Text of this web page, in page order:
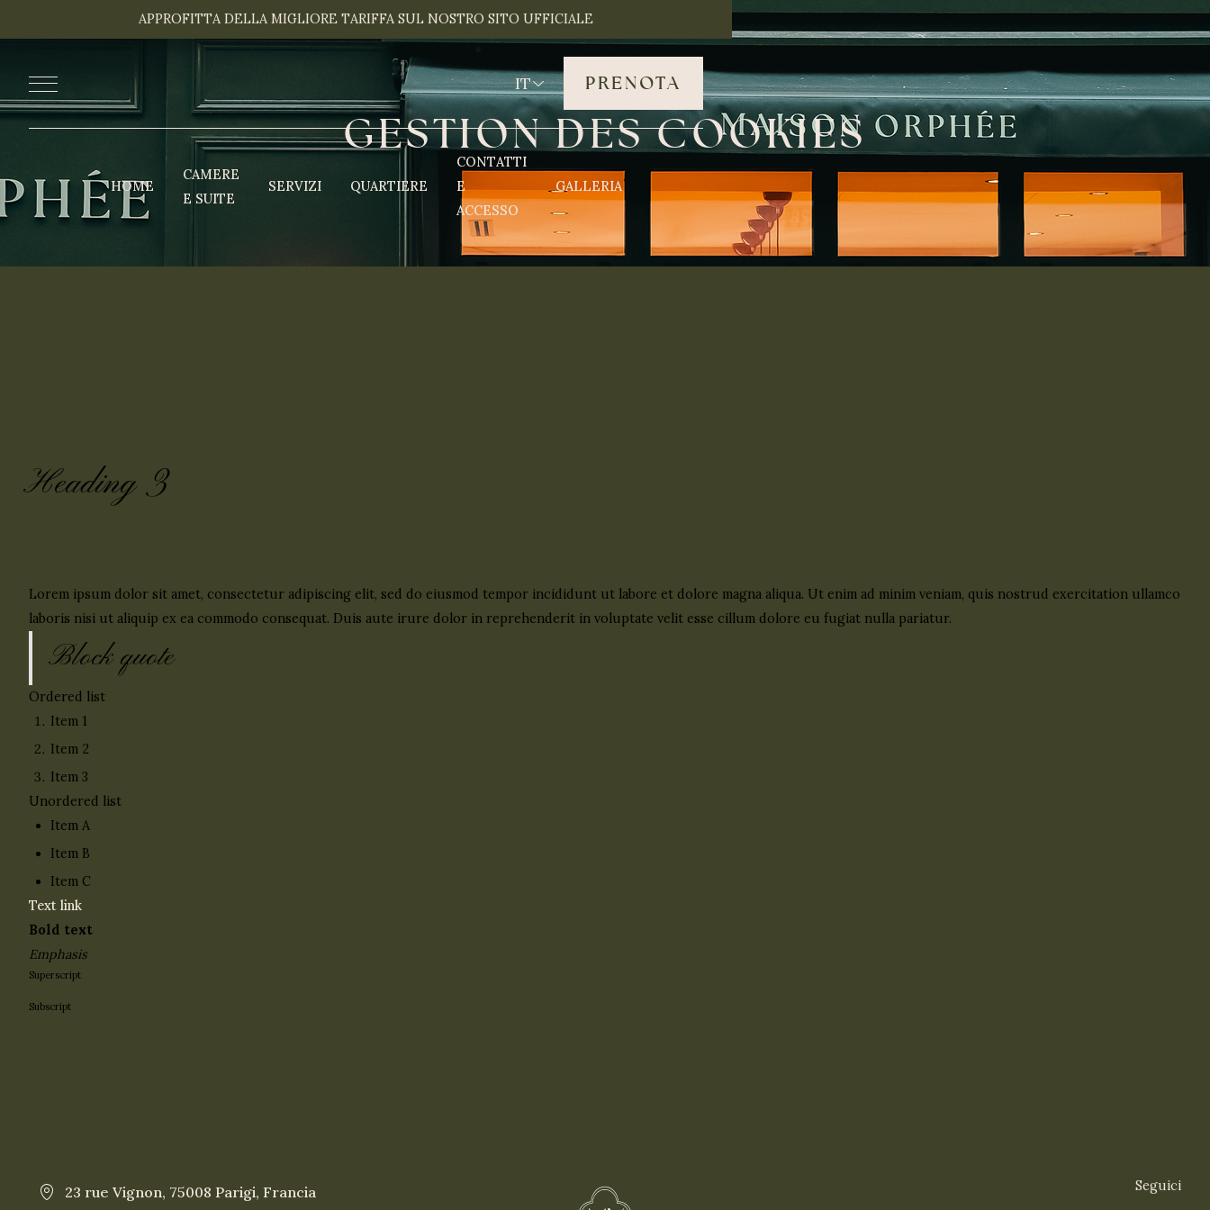
APPROFITTA DELLA MIGLIORE TARIFFA SUL NOSTRO SITO UFFICIALE
IT PRENOTA
HOME
CAMERE
E SUITE
SERVIZI QUARTIERE
CONTATTI
E
ACCESSO
GALLERIA
GESTION DES COOKIES
Heading 3
Lorem ipsum dolor sit amet, consectetur adipiscing elit, sed do eiusmod tempor incididunt ut labore et dolore magna aliqua. Ut enim ad minim veniam, quis nostrud exercitation ullamco
laboris nisi ut aliquip ex ea commodo consequat. Duis aute irure dolor in reprehenderit in voluptate velit esse cillum dolore eu fugiat nulla pariatur.
Block quote
Ordered list
Item 1
Item 2
Item 3
Unordered list
Item A
Item B
Item C
Text link
Bold text
Emphasis
Superscript
Subscript
23 rue Vignon, 75008 Parigi, Francia Seguici